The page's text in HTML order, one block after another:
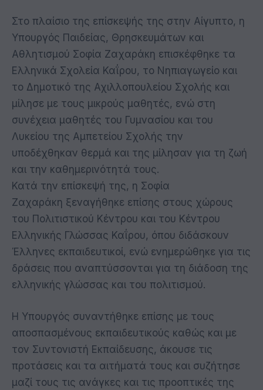
Στο πλαίσιο της επίσκεψής της στην Αίγυπτο, η
Υπουργός Παιδείας, Θρησκευμάτων και
Αθλητισμού Σοφία Ζαχαράκη επισκέφθηκε τα
Ελληνικά Σχολεία Καΐρου, το Νηπιαγωγείο και
το Δημοτικό της Αχιλλοπουλείου Σχολής και
μίλησε με τους μικρούς μαθητές, ενώ στη
συνέχεια μαθητές του Γυμνασίου και του
Λυκείου της Αμπετείου Σχολής την
υποδέχθηκαν θερμά και της μίλησαν για τη ζωή
και την καθημερινότητά τους.
Κατά την επίσκεψή της, η Σοφία
Ζαχαράκη ξεναγήθηκε επίσης στους χώρους
του Πολιτιστικού Κέντρου και του Κέντρου
Ελληνικής Γλώσσας Καΐρου, όπου διδάσκουν
Έλληνες εκπαιδευτικοί, ενώ ενημερώθηκε για τις
δράσεις που αναπτύσσονται για τη διάδοση της
ελληνικής γλώσσας και του πολιτισμού.
Η Υπουργός συναντήθηκε επίσης με τους
αποσπασμένους εκπαιδευτικούς καθώς και με
τον Συντονιστή Εκπαίδευσης, άκουσε τις
προτάσεις και τα αιτήματά τους και συζήτησε
μαζί τους τις ανάγκες και τις προοπτικές της